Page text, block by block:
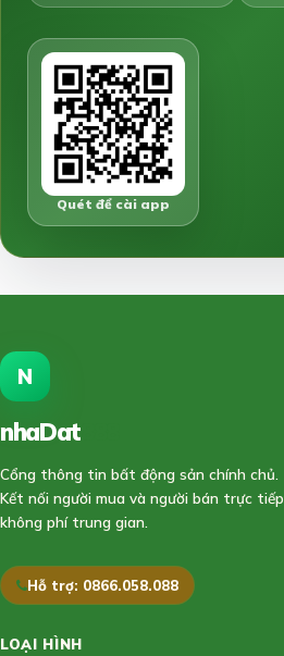
Quét để cài app
N
nhaDat
Cổng thông tin bất động sản chính chủ.
Kết nối người mua và người bán trực tiếp,
không phí trung gian.
Hỗ trợ: 0866.058.088
LOẠI HÌNH